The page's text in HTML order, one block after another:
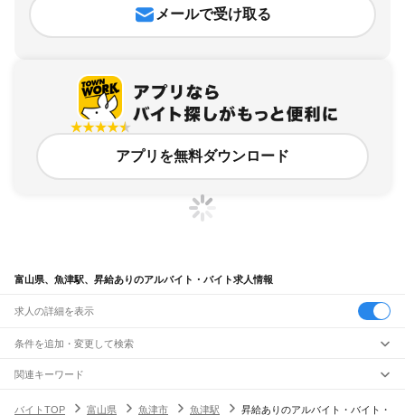
メールで受け取る
アプリを無料ダウンロード
富山県、魚津駅、昇給ありのアルバイト・バイト求人情報
求人の詳細を表示
条件を追加・変更して検索
市区町村を追加・変更
富山県すべて
駅を追加・変更
関連キーワード
バイトTOP
富山県 魚津市 魚津駅 昇給ありのアルバイト・バイト・